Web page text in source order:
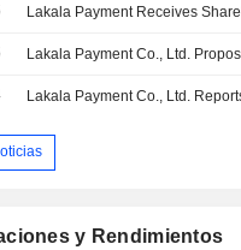
Lakala Payment Receives
Lakala Payment Co., Ltd.
y Rendimientos